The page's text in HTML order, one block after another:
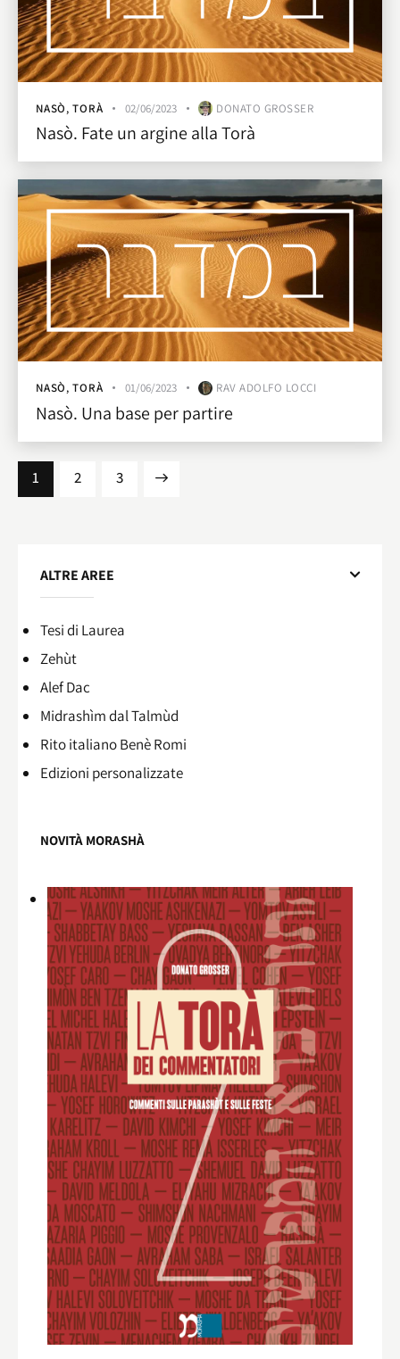
NASÒ,TORÀ 02/06/2023 DONATO GROSSER
Nasò. Fate un argine alla Torà
NASÒ,TORÀ 01/06/2023 RAV ADOLFO LOCCI
Nasò. Una base per partire
1 2 3
>
ALTRE AREE
Tesi di Laurea
Zehùt
Alef Dac
Midrashìm dal Talmùd
Rito italiano Benè Romi​
Edizioni personalizzate
NOVITÀ MORASHÀ